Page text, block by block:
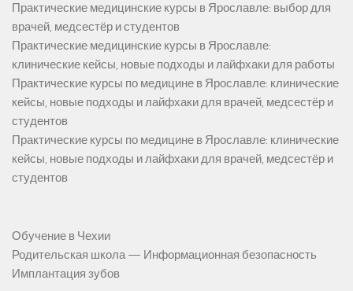
Практические медицинские курсы в Ярославле: выбор для
врачей, медсестёр и студентов
Практические медицинские курсы в Ярославле:
клинические кейсы, новые подходы и лайфхаки для работы
Практические курсы по медицине в Ярославле: клинические
кейсы, новые подходы и лайфхаки для врачей, медсестёр и
студентов
Практические курсы по медицине в Ярославле: клинические
кейсы, новые подходы и лайфхаки для врачей, медсестёр и
студентов
Обучение в Чехии
Родительская школа — Информационная безопасность
Имплантация зубов